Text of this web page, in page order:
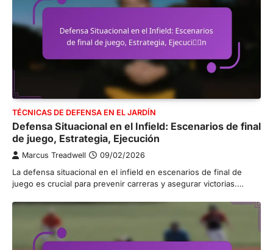
TÉCNICAS DE DEFENSA EN EL JARDÍN
Defensa Situacional en el Infield: Escenarios de final
de juego, Estrategia, Ejecución
Marcus Treadwell 09/02/2026
La defensa situacional en el infield en escenarios de final de
juego es crucial para prevenir carreras y asegurar victorias.…